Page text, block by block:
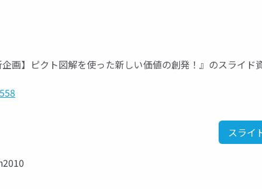
画】ピクト図解を使った新しい価値の創発！』のスライド
スライ